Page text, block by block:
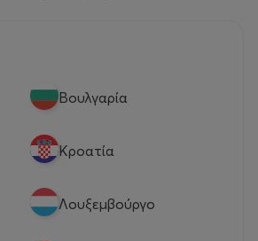
Βουλγαρία
Κροατία
Λουξεμβούργο